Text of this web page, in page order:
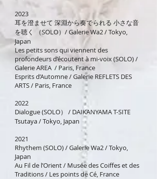
2023
耳を澄ませて 深淵から奏でられる 小さな音
を聴く （SOLO）/ Galerie Wa2 / Tokyo,
Japan
Les petits sons qui viennent des
profondeurs d’écoutent à mi-voix (SOLO) /
Galerie AREA / Paris, France
Esprits d’Automne / Galerie REFLETS DES
ARTS / Paris, France
2022
Dialogue (SOLO） / DAIKANYAMA T-SITE
Tsutaya / Tokyo, Japan
2021
Rhythem (SOLO) / Galerie Wa2 / Tokyo,
Japan
Au Fil de l’Orient / Musée des Coiffes et des
Traditions / Les points de Cé, France